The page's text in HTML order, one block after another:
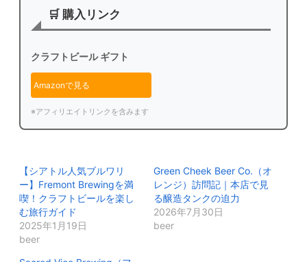
🛒 購入リンク
クラフトビール ギフト
Amazonで見る
※アフィリエイトリンクを含みます
【シアトル人気ブルワリ
ー】Fremont Brewingを満
喫！クラフトビールを楽し
む旅行ガイド
2025年1月19日
beer
Green Cheek Beer Co.（オ
レンジ）訪問記｜本店で見
る醸造タンクの迫力
2026年7月30日
beer